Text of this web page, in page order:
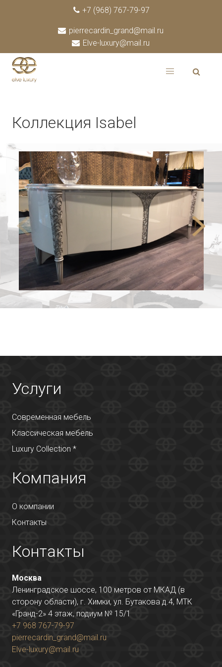
+7 (968) 767-79-97
pierrecardin_grand@mail.ru
Elve-luxury@mail.ru
Коллекция Isabel
Услуги
Современная мебель
Классическая мебель
Luxury Collection *
Компания
О компании
Контакты
Контакты
Москва
Ленинградское шоссе, 100 метров от МКАД (в
сторону области), г. Химки, ул. Бутакова д.4, МТК
«Гранд-2» 4 этаж, подиум № 15/1
+7 968 767-79-97
pierrecardin_grand@mail.ru
Elve-luxury@mail.ru